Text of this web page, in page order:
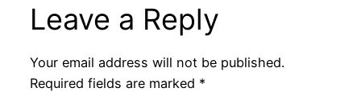
Leave a Reply
Your email address will not be published.
Required fields are marked *